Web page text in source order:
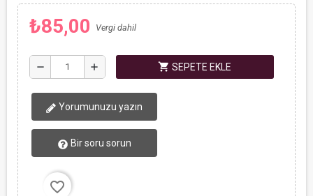
₺85,00 Vergi dahil
remove add shopping_cart SEPETE EKLE
Yorumunuzu yazın
Bir soru sorun
favorite_border